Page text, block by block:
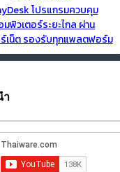
โปรแกรมควบคุม
มพิวเตอร์ระยะไกล ผ่าน
ร์เน็ต รองรับทุกแพลตฟอร์ม
ำ